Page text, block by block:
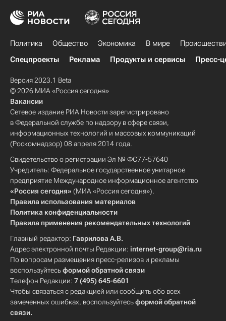
Политика Общество Экономика В мире
Спецпроекты
Реклама Продукты и сервисы Пресс-
Версия 2023.1 Beta
© 2026 МИА «Россия сегодня»
Вакансии
Сетевое издание РИА Новости зарегистрировано
в Федеральной службе по надзору в сфере связи,
информационных технологий и массовых коммуникаций
(Роскомнадзор) 08 апреля 2014 года.
Свидетельство о регистрации Эл № ФС77-57640
Учредитель: Федеральное государственное унитарное
предприятие Международное информационное агентство
«Россия сегодня» (МИА «Россия сегодня»).
Правила использования материалов
Политика конфиденциальности
Правила применения рекомендательных технологий
Главный редактор: Гаврилова А.В.
Адрес электронной почты Редакции: internet-group@ria.ru
По вопросам размещения пресс-релизов и рекламы
воспользуйтесьформой обратной связи
Телефон Редакции: 7 (495) 645-6601
Чтобы связаться с редакцией или сообщить обо всех
замеченных ошибках, воспользуйтесьформой обратной
связи.